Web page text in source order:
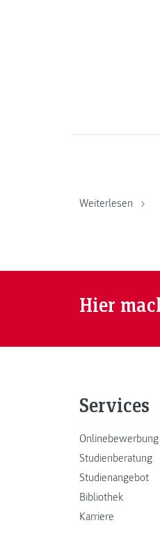
Weiterlesen
Hier
Services
Onlinebewerbung
Studienberatung
Studienangebot
Bibliothek
Karriere